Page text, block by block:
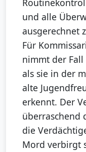
und alle
ausgerechnet
Für
nimmt der
als sie in der
alte
erkennt. Der
überraschend
die
Mord verbirgt